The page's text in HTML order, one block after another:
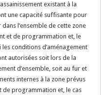
existant à la
une capacité suffisante pour
l’ensemble de cette zone
et de programmation et, le
conditions d’aménagement
autorisées soit lors de la
d’ensemble, soit au fur et
internes à la zone prévus
de programmation et, le cas